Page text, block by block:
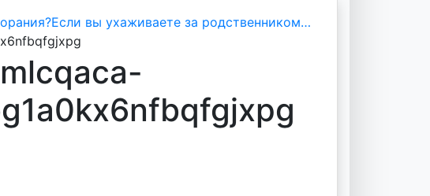
вы ухаживаете за родственником…